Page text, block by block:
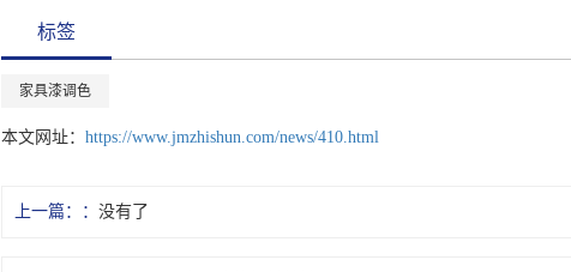
标签
家具漆调色
本文网址： https://www.jmzhishun.com/news/410.html
上一篇： 没有了